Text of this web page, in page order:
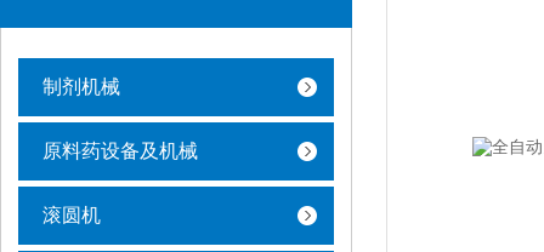
制剂机械
原料药设备及机械
滚圆机